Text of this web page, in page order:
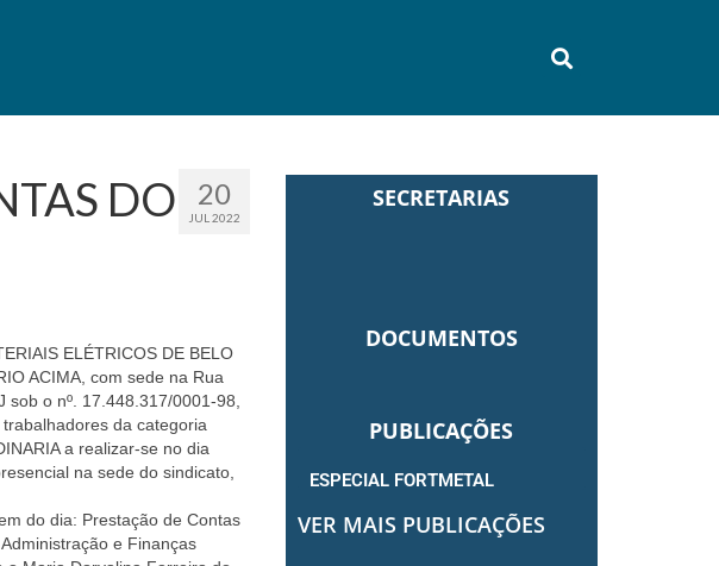
20
JUL 2022
DO
ELÉTRICOS DE BELO
ACIMA, com sede na Rua
o nº. 17.448.317/0001-98,
da categoria
a realizar-se no dia
na sede do sindicato,
do dia: Prestação de Contas
e Finanças
SECRETARIAS
DOCUMENTOS
PUBLICAÇÕES
ESPECIAL FORTMETAL
VER MAIS PUBLICAÇÕES